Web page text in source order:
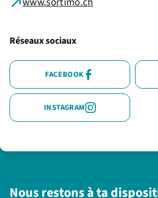
Réseaux sociaux
FACEBOOK
INSTAGRAM
Nous restons à ta